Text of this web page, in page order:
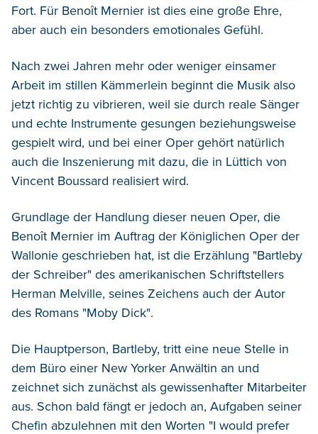
Fort. Für Benoît Mernier ist dies eine große Ehre,
aber auch ein besonders emotionales Gefühl.
Nach zwei Jahren mehr oder weniger einsamer
Arbeit im stillen Kämmerlein beginnt die Musik also
jetzt richtig zu vibrieren, weil sie durch reale Sänger
und echte Instrumente gesungen beziehungsweise
gespielt wird, und bei einer Oper gehört natürlich
auch die Inszenierung mit dazu, die in Lüttich von
Vincent Boussard realisiert wird.
Grundlage der Handlung dieser neuen Oper, die
Benoît Mernier im Auftrag der Königlichen Oper der
Wallonie geschrieben hat, ist die Erzählung "Bartleby
der Schreiber" des amerikanischen Schriftstellers
Herman Melville, seines Zeichens auch der Autor
des Romans "Moby Dick".
Die Hauptperson, Bartleby, tritt eine neue Stelle in
dem Büro einer New Yorker Anwältin an und
zeichnet sich zunächst als gewissenhafter Mitarbeiter
aus. Schon bald fängt er jedoch an, Aufgaben seiner
Chefin abzulehnen mit den Worten "I would prefer